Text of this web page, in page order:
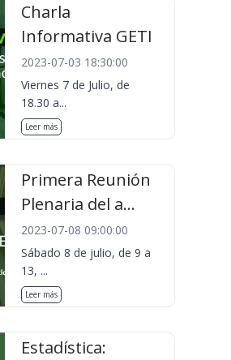
Charla
Informativa GETI
2023-07-03 18:30:00
Viernes 7 de Julio, de
18.30 a...
Leer más
Primera Reunión
Plenaria del a...
2023-07-08 09:00:00
Sábado 8 de julio, de 9 a
13, ...
Leer más
Estadística: